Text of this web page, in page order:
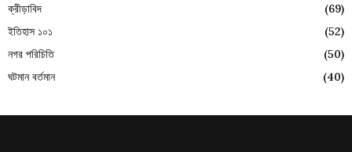
ক্রীড়াবিদ
(69)
ইতিহাস ১০১
(52)
নগর পরিচিতি
(50)
ঘটমান বর্তমান
(40)